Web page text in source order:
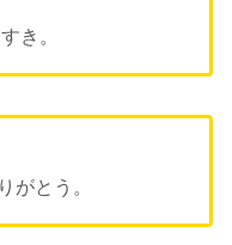
き。
がとう。